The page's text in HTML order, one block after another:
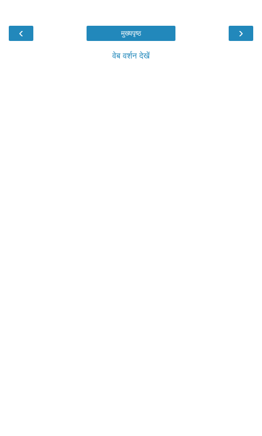
‹ ›
मुख्यपृष्ठ
वेब वर्शन देखें